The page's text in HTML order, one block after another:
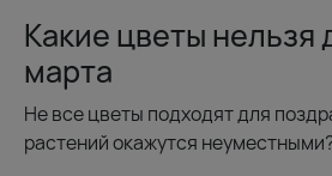
Какие цветы нельзя
марта
Не все цветы подходят для
растений окажутся